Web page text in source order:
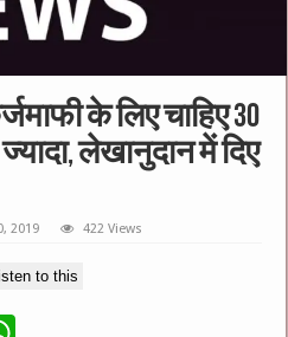
के लिए चाहिए 30
लेखानुदान में दिए
2019 422 Views
to this